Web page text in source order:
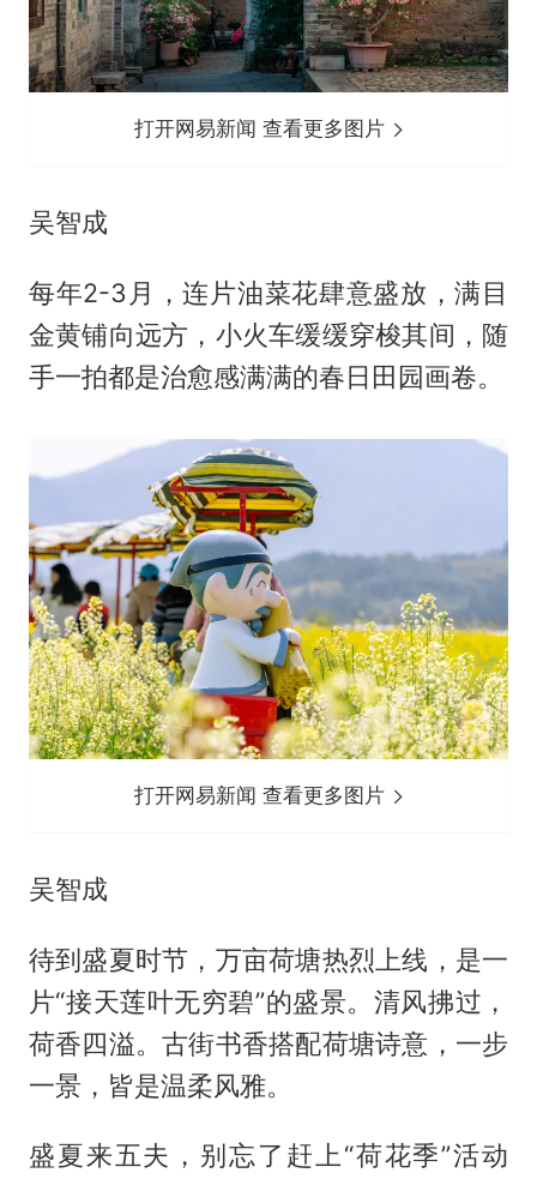
打开网易新闻 查看更多图片
吴智成
每年2-3月，连片油菜花肆意盛放，满目
金黄铺向远方，小火车缓缓穿梭其间，随
手一拍都是治愈感满满的春日田园画卷。
打开网易新闻 查看更多图片
吴智成
待到盛夏时节，万亩荷塘热烈上线，是一
片“接天莲叶无穷碧”的盛景。清风拂过，
荷香四溢。古街书香搭配荷塘诗意，一步
一景，皆是温柔风雅。
盛夏来五夫，别忘了赶上“荷花季”活动